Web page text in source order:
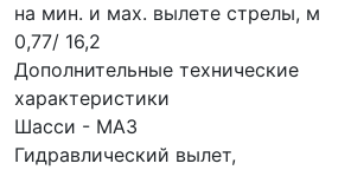
на мин. и мах. вылете стрелы, м
0,77/ 16,2
Дополнительные технические
характеристики
Шасси - МАЗ
Гидравлический вылет,